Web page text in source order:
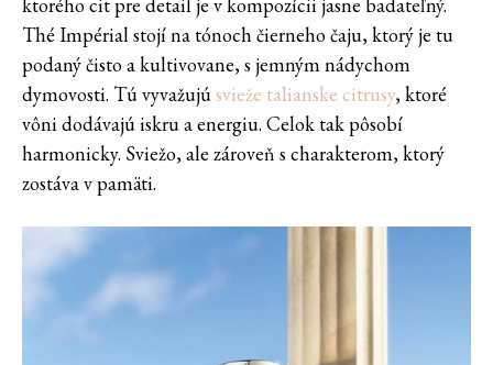
Thé Impérial stojí na tónoch čierneho čaju, ktorý je tu
podaný čisto a kultivovane, s jemným nádychom
dymovosti. Tú vyvažujúsvieže talianske citrusy, ktoré
vôni dodávajú iskru a energiu. Celok tak pôsobí
harmonicky. Sviežo, ale zároveň s charakterom, ktorý
zostáva v pamäti.